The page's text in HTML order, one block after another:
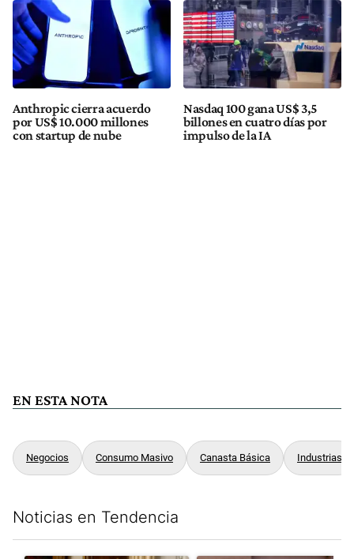
Anthropic cierra acuerdo
por US$ 10.000 millones
con startup de nube
Nasdaq 100 gana US$ 3,5
billones en cuatro días por
impulso de la IA
EN ESTA NOTA
Negocios Consumo Masivo Canasta Básica Industrias
Noticias en Tendencia